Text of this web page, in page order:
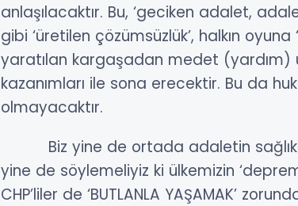
anlaşılacaktır. Bu, ‘geciken adalet,
gibi ‘üretilen çözümsüzlük’, halkın
yaratılan kargaşadan medet (yardım)
kazanımları ile sona erecektir. Bu da
olmayacaktır.
Biz yine de ortada adaletin
yine de söylemeliyiz ki ülkemizin
CHP’liler de ‘BUTLANLA YAŞAMAK’